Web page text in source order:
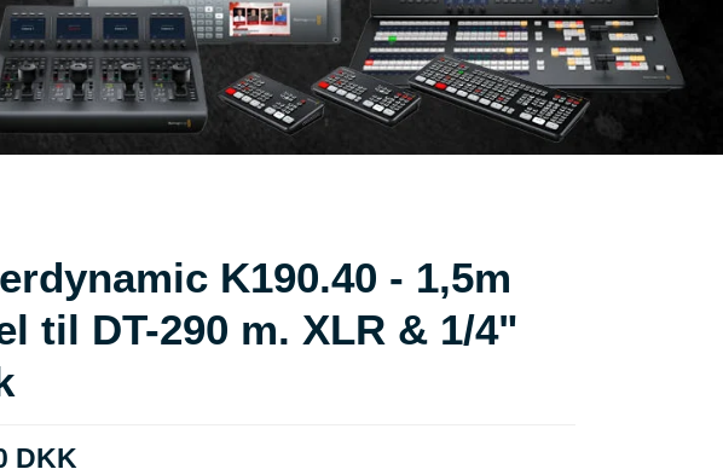
K190.40 - 1,5m
til DT-290 m. XLR & 1/4"
DKK